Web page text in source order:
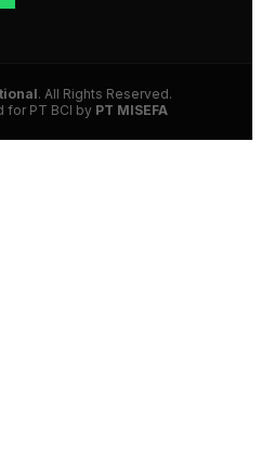
. All Rights Reserved.
for PT BCI by PT MISEFA